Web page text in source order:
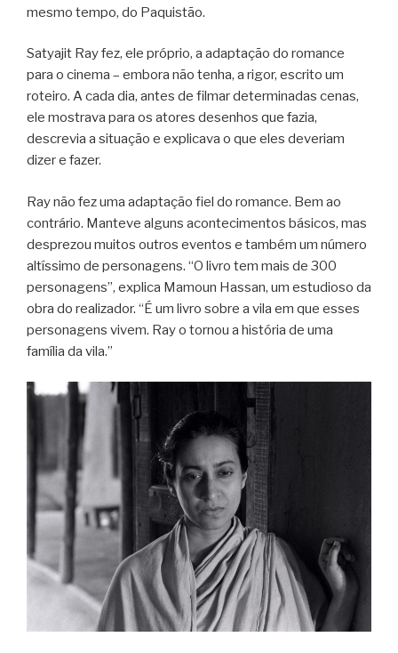
mesmo tempo, do Paquistão.
Satyajit Ray fez, ele próprio, a adaptação do romance
para o cinema – embora não tenha, a rigor, escrito um
roteiro. A cada dia, antes de filmar determinadas cenas,
ele mostrava para os atores desenhos que fazia,
descrevia a situação e explicava o que eles deveriam
dizer e fazer.
Ray não fez uma adaptação fiel do romance. Bem ao
contrário. Manteve alguns acontecimentos básicos, mas
desprezou muitos outros eventos e também um número
altíssimo de personagens. “O livro tem mais de 300
personagens”, explica Mamoun Hassan, um estudioso da
obra do realizador. “É um livro sobre a vila em que esses
personagens vivem. Ray o tornou a história de uma
família da vila.”